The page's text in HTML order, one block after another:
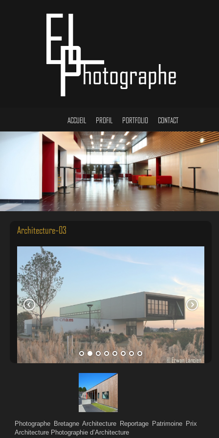
ACCUEIL PROFIL PORTFOLIO CONTACT
Architecture-03
Photographe Bretagne Architecture Reportage Patrimoine Prix
Architecture Photographie d’Architecture